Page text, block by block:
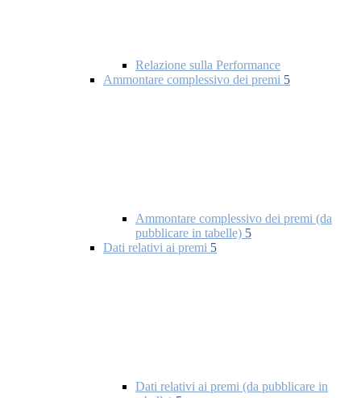
Relazione sulla Performance
Ammontare complessivo dei premi 5
Ammontare complessivo dei premi (da
pubblicare in tabelle) 5
Dati relativi ai premi 5
Dati relativi ai premi (da pubblicare in